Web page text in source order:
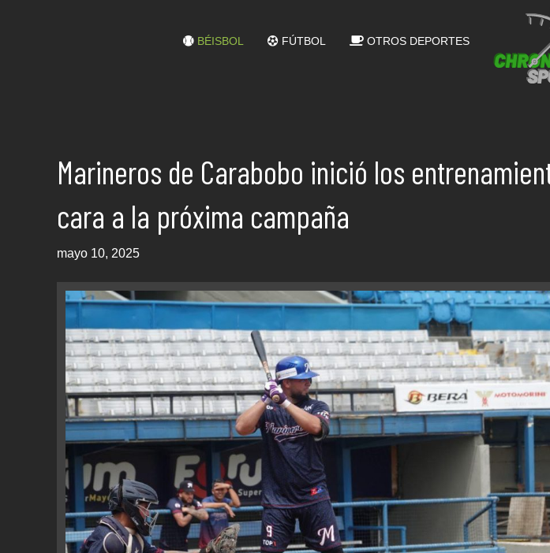
BÉISBOL FÚTBOL OTROS DEPORTES
Marineros de Carabobo inició los
cara a la próxima campaña
mayo 10, 2025